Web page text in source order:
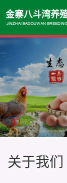
金寨八斗湾养
JINZHAI BADOUWAN BREEDING
02 / 03
关于我们